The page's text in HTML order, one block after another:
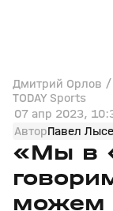
Дмитрий Орлов /
TODAY Sports
07 апр 2023,
АвторПавел
«Мы в
можем